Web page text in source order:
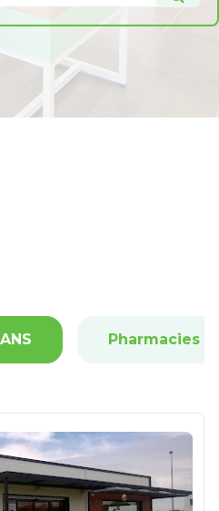
Pharmacies